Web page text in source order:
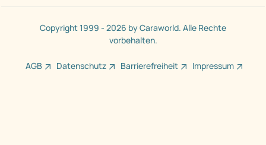
Copyright 1999 - 2026 by Caraworld. Alle Rechte
vorbehalten.
AGB Datenschutz Barrierefreiheit Impressum